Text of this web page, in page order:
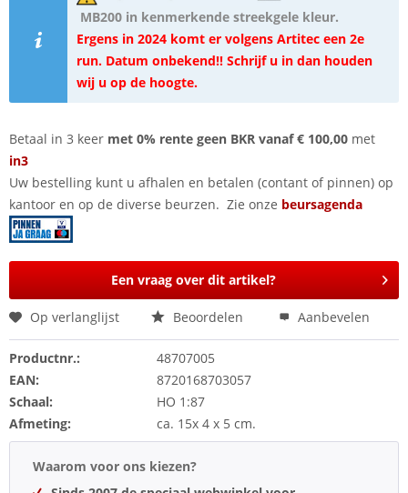
MB200 in kenmerkende streekgele kleur.
Ergens in 2024 komt er volgens Artitec een 2e
run. Datum onbekend!! Schrijf u in dan houden
wij u op de hoogte.
Betaal in 3 keer met 0% rente geen BKR vanaf € 100,00 met
in3
Uw bestelling kunt u afhalen en betalen (contant of pinnen) op
kantoor en op de diverse beurzen. Zie onze beursagenda
Een vraag over dit artikel?
Op verlanglijst Beoordelen Aanbevelen
Productnr.:
48707005
EAN:
8720168703057
Schaal:
HO 1:87
Afmeting:
ca. 15x 4 x 5 cm.
Waarom voor ons kiezen?